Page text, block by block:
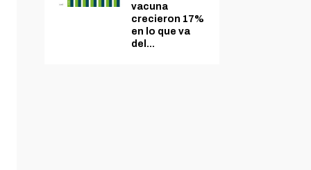
vacuna
crecieron 17%
en lo que va
del...